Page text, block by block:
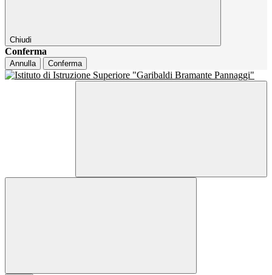
Chiudi
Conferma
Annulla Conferma